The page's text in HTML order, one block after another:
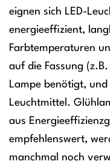
eignen sich LED-
energieeffizient,
Farbtemperaturen
auf die Fassung (z.B.
Lampe benötigt, und
Leuchtmittel.
aus
empfehlenswert,
manchmal noch